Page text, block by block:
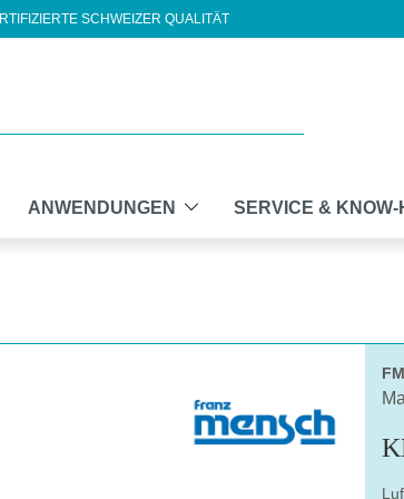
SCHWEIZER QUALITÄT
ANWENDUNGEN SERVICE & KNOW-